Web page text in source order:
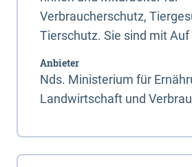
Verbraucherschutz,
Tierschutz. Sie sind mit Auf
Anbieter
Nds. Ministerium für
Landwirtschaft und